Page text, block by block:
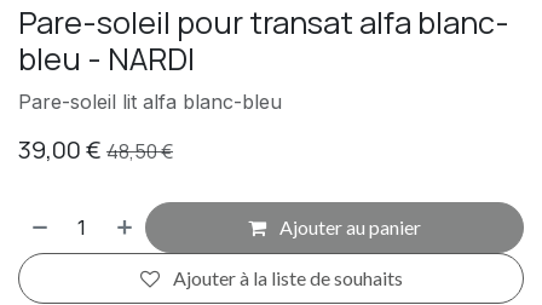
Pare-soleil pour transat alfa blanc-
bleu - NARDI
Pare-soleil lit alfa blanc-bleu
39,00€ 48,50€
Ajouter au panier
Ajouter à la liste de souhaits